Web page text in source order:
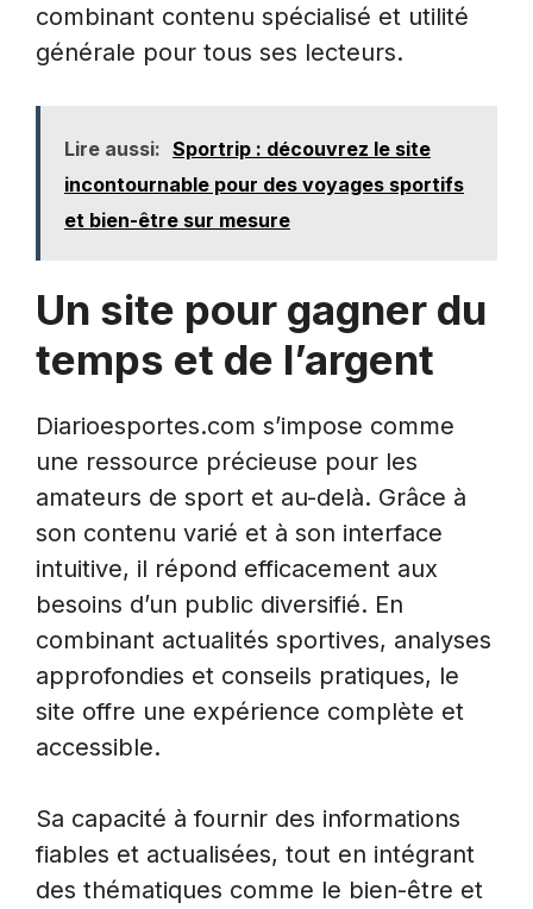
combinant contenu spécialisé et utilité
générale pour tous ses lecteurs.
Lire aussi: Sportrip : découvrez le site
incontournable pour des voyages sportifs
et bien-être sur mesure
Un site pour gagner du
temps et de l’argent
Diarioesportes.com s’impose comme
une ressource précieuse pour les
amateurs de sport et au-delà. Grâce à
son contenu varié et à son interface
intuitive, il répond efficacement aux
besoins d’un public diversifié. En
combinant actualités sportives, analyses
approfondies et conseils pratiques, le
site offre une expérience complète et
accessible.
Sa capacité à fournir des informations
fiables et actualisées, tout en intégrant
des thématiques comme le bien-être et